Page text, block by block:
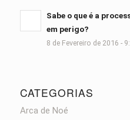
Sabe o que é a
em perigo?
8 de Fevereiro de 2016 -
CATEGORIAS
Arca de Noé